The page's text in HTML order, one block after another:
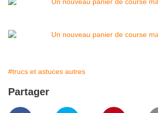
#trucs et astuces autres
Partager